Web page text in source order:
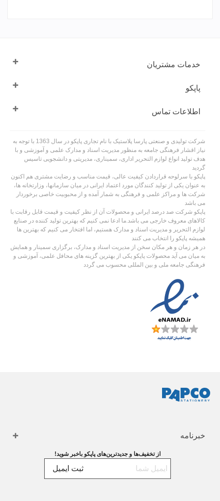
خدمات مشتریان
پاپکو
اطلاعات تماس
شرکت تولیدی و صنعتی پارسا پلاستیک با نام تجاری پاپکو در سال 1363 با توجه به
نیاز اقشار فرهنگی جامعه به منظور مدیریت اسناد و مدارک علمی و آموزشی و با
هدف تولید انواع لوازم التحریر اداری، سمیناری، مدیریتی و دانشجویی تاسیس
گردید
پاپکو با سرلوحه قراردادن کیفیت عالی، قیمت مناسب و رضایت مشتری هم اکنون
به عنوان یکی از تولید کنندگان مورد اعتماد ایرانی در میان سازمانها، وزارتخانه ها،
شرکت ها و مراکز علمی و فرهنگی به شمار آمده و از محبوبیت خاصی برخوردار
می باشد
پاپکو شرکت صد درصد ایرانی و محصولات آن از نظر کیفیت و قیمت قابل رقابت با
کالاهای معروف خارجی می باشد.ما ادعا نمی کنیم که بهترین تولید کننده در صنایع
لوازم التحریر و مدیریت اسناد و مدارک هستیم، اما افتخار می کنیم که بهترین ها
همیشه پاپکو را انتخاب می کنند
در هر زمان و هر مکان سخن از مدیریت اسناد و مدارک، برگزاری سمینار و همایش
به میان می آید محصولات پاپکو یکی از بهترین گزینه های محافل علمی، آموزشی و
فرهنگی جامعه ملی و بین المللی محسوب می گردد
خبرنامه
از تخفیف‌ها و جدیدترین‌های پاپکو باخبر شوید!
ثبت ایمیل